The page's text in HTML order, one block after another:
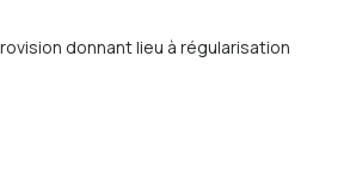
donnant lieu à régularisation